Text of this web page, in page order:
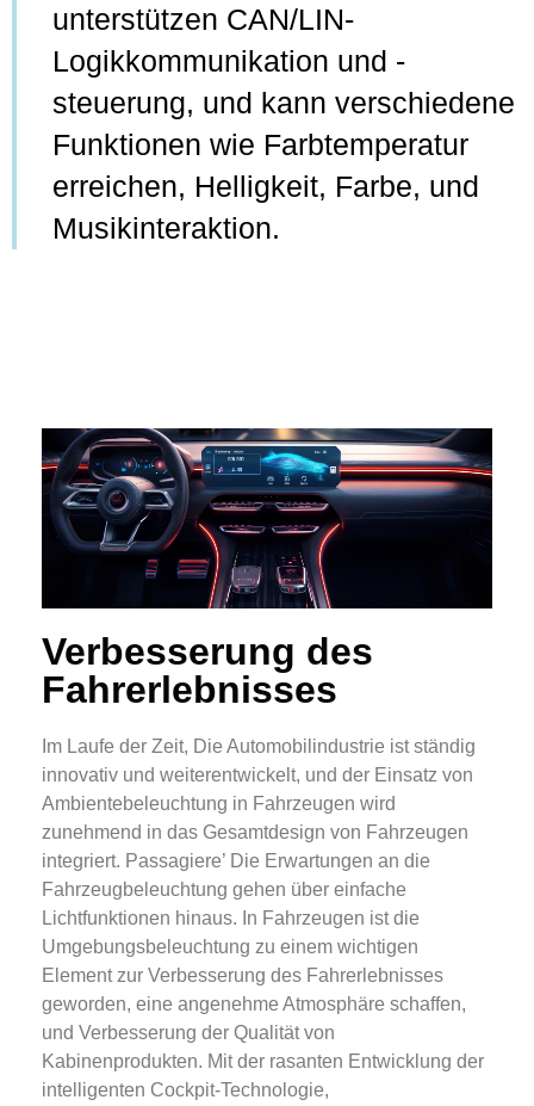
unterstützen CAN/LIN-
Logikkommunikation und -
steuerung, und kann verschiedene
Funktionen wie Farbtemperatur
erreichen, Helligkeit, Farbe, und
Musikinteraktion.
Verbesserung des
Fahrerlebnisses
Im Laufe der Zeit, Die Automobilindustrie ist ständig
innovativ und weiterentwickelt, und der Einsatz von
Ambientebeleuchtung in Fahrzeugen wird
zunehmend in das Gesamtdesign von Fahrzeugen
integriert. Passagiere’ Die Erwartungen an die
Fahrzeugbeleuchtung gehen über einfache
Lichtfunktionen hinaus. In Fahrzeugen ist die
Umgebungsbeleuchtung zu einem wichtigen
Element zur Verbesserung des Fahrerlebnisses
geworden, eine angenehme Atmosphäre schaffen,
und Verbesserung der Qualität von
Kabinenprodukten. Mit der rasanten Entwicklung der
intelligenten Cockpit-Technologie,